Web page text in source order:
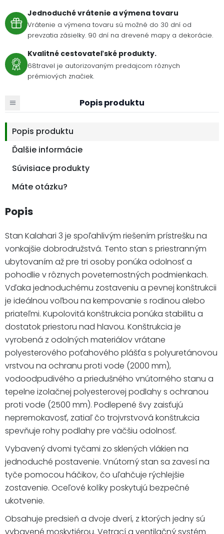
Jednoduché vrátenie a výmena tovaru
Vrátenie a výmena tovaru sú možné do 30 dní od
prevzatia zásielky. 90 dní na drevené mapy a dekorácie.
Kvalitné cestovateľské produkty.
68travel je autorizovaným predajcom rôznych
prémiových značiek.
Popis produktu
Popis produktu
Ďalšie informácie
Súvisiace produkty
Máte otázku?
Popis
Stan Kalahari 3 je spoľahlivým riešením prístrešku na
vonkajšie dobrodružstvá. Tento stan s priestranným
ubytovaním až pre tri osoby ponúka odolnosť a
pohodlie v rôznych poveternostných podmienkach.
Vďaka jednoduchému zostaveniu a pevnej konštrukcii
je ideálnou voľbou na kempovanie s rodinou alebo
priateľmi. Kupolovitá konštrukcia ponúka stabilitu a
dostatok priestoru nad hlavou. Konštrukcia je
vyrobená z odolných materiálov vrátane
polyesterového poťahového plášťa s polyuretánovou
vrstvou na ochranu proti vode (2000 mm),
vodoodpudivého a priedušného vnútorného stanu a
tepelne izolačnej polyesterovej podlahy s ochranou
proti vode (2500 mm). Podlepené švy zaisťujú
nepremokavosť, zatiaľ čo trojvrstvová konštrukcia
spevňuje rohy podlahy pre väčšiu odolnosť.
Vybavený dvomi tyčami zo sklených vlákien na
jednoduché postavenie. Vnútorný stan sa zavesí na
tyče pomocou háčikov, čo uľahčuje rýchlejšie
zostavenie. Oceľové kolíky poskytujú bezpečné
ukotvenie.
Obsahuje predsieň a dvoje dverí, z ktorých jedny sú